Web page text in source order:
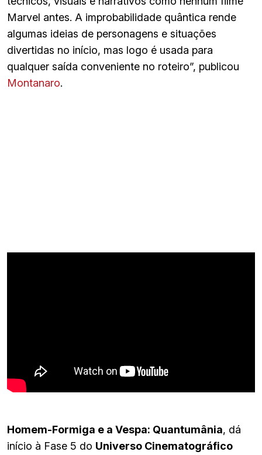
Marvel antes. A improbabilidade quântica rende
algumas ideias de personagens e situações
divertidas no início, mas logo é usada para
qualquer saída conveniente no roteiro”, publicou
Montanaro.
Homem-Formiga e a Vespa: Quantumânia, dá
início à Fase 5 do Universo Cinematográfico